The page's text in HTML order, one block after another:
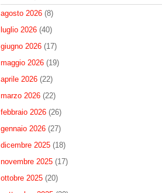
agosto 2026 (8)
luglio 2026 (40)
giugno 2026 (17)
maggio 2026 (19)
aprile 2026 (22)
marzo 2026 (22)
febbraio 2026 (26)
gennaio 2026 (27)
dicembre 2025 (18)
novembre 2025 (17)
ottobre 2025 (20)